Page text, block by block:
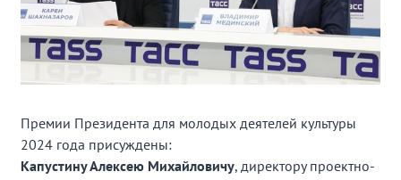
Премии Президента для молодых деятелей культуры
2024 года присуждены:
Капустину Алексею Михайловичу, директору проектно-